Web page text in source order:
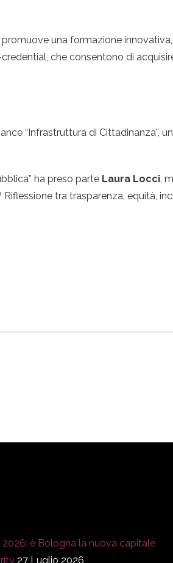
una formazione
che consentono di
“Infrastruttura di Cittadinanza”,
ha preso parte Laura Locci ,
tra trasparenza, equità,
è Bologna la nuova capitale
27 Luglio 2026